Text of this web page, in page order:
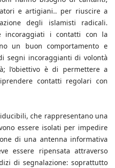
e artigiani.. per riuscire a
degli islamisti radicali.
incoraggiati i contatti con la
un buon comportamento e
segni incoraggianti di volontà
l’obiettivo è di permettere a
contatti regolari con
che rappresentano una
essere isolati per impedire
di una antenna informativa
essere ripensata attraverso
di segnalazione: soprattutto